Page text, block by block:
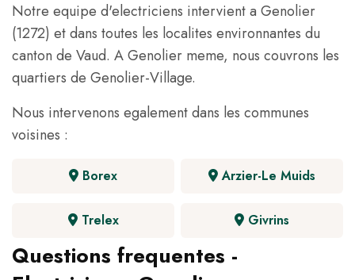
Notre equipe d'electriciens intervient a Genolier
(1272) et dans toutes les localites environnantes du
canton de Vaud. A Genolier meme, nous couvrons les
quartiers de Genolier-Village.
Nous intervenons egalement dans les communes
voisines :
Borex Arzier-Le Muids
Trelex Givrins
Questions frequentes -